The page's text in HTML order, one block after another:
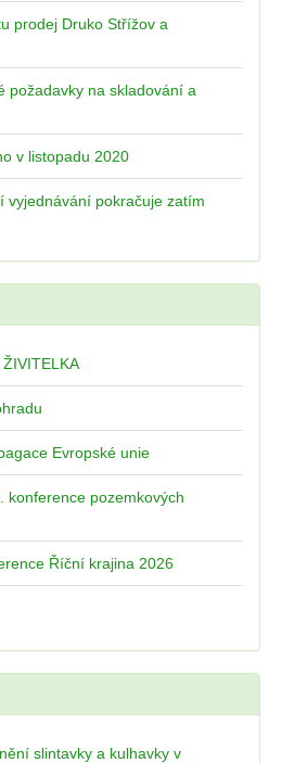
prodej Druko Střížov a
požadavky na skladování a
v listopadu 2020
vyjednávání pokračuje zatím
Evropské unie
konference pozemkových
Říční krajina 2026
slintavky a kulhavky v